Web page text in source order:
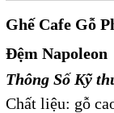
Ghế Cafe Gỗ
Đệm Napoleon
Thông Số Kỹ
Chất liệu: gỗ